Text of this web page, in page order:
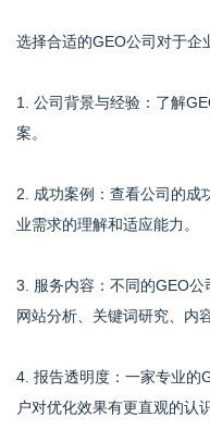
选择合适的GEO公司对于企
1. 公司背景与经验：了解
案。
2. 成功案例：查看公司的成
业需求的理解和适应能力。
3. 服务内容：不同的GEO
网站分析、关键词研究、内
4. 报告透明度：一家专业的
户对优化效果有更直观的认识